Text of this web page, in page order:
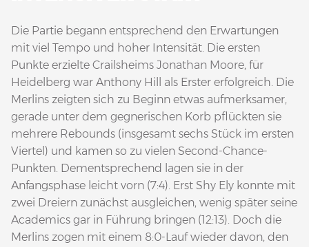
Die Partie begann entsprechend den Erwartungen
mit viel Tempo und hoher Intensität. Die ersten
Punkte erzielte Crailsheims Jonathan Moore, für
Heidelberg war Anthony Hill als Erster erfolgreich. Die
Merlins zeigten sich zu Beginn etwas aufmerksamer,
gerade unter dem gegnerischen Korb pflückten sie
mehrere Rebounds (insgesamt sechs Stück im ersten
Viertel) und kamen so zu vielen Second-Chance-
Punkten. Dementsprechend lagen sie in der
Anfangsphase leicht vorn (7:4). Erst Shy Ely konnte mit
zwei Dreiern zunächst ausgleichen, wenig später seine
Academics gar in Führung bringen (12:13). Doch die
Merlins zogen mit einem 8:0-Lauf wieder davon, den